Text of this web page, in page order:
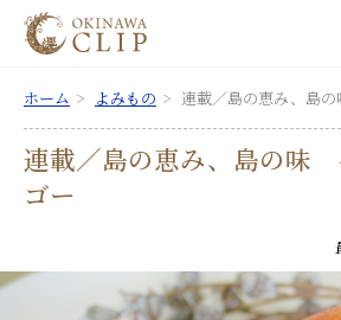
ホーム よみもの 連載／島の恵み、島
連載／島の恵み、島の
ゴー